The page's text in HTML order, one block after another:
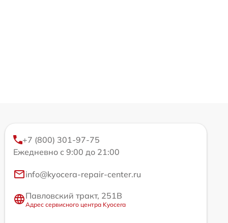
+7 (800) 301-97-75
Ежедневно с 9:00 до 21:00
info@kyocera-repair-center.ru
Павловский тракт, 251В
Адрес сервисного центра Kyocera